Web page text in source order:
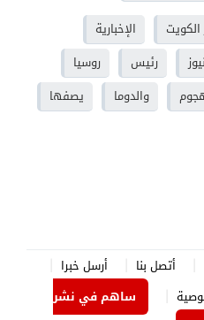
الكويت
الإخبارية
رئيس
روسيا
والدوما يصفها
أتصل بنا
أرسل خبرا
ساهم في نشر